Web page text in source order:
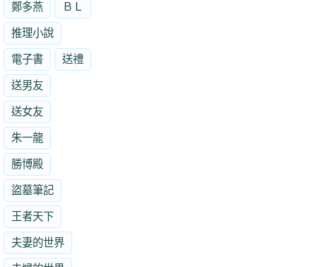
鄭多燕 ＢＬ
推理小說
電子書 送禮
送男友
送女友
朱一龍
勝博殿
盜墓筆記
王者天下
夫妻的世界